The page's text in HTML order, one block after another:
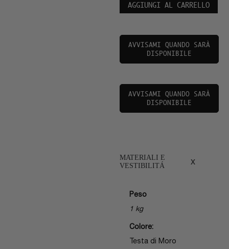
AGGIUNGI AL CARRELLO
AVVISAMI QUANDO SARÀ
DISPONIBILE
AVVISAMI QUANDO SARÀ
DISPONIBILE
MATERIALI E
VESTIBILITÁ
x
Peso
1 kg
Colore:
Testa di Moro